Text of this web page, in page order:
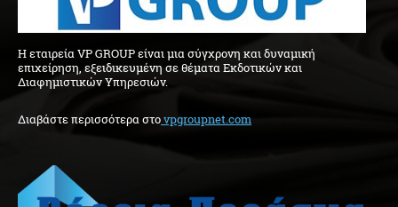
H εταιρεία VP GROUP είναι μια σύγχρονη και δυναμική
επιχείρηση, εξειδικευμένη σε θέματα Εκδοτικών και
Διαφημιστικών Υπηρεσιών.
Διαβάστε περισσότερα στovpgroupnet.com